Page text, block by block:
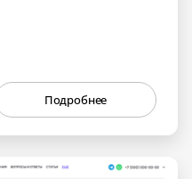
Подробнее